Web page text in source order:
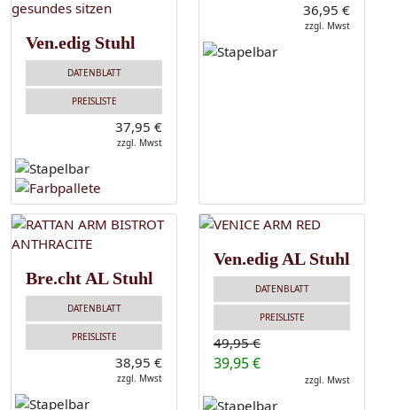
Ven.edig Stuhl
DATENBLATT
PREISLISTE
37,95 €
zzgl. Mwst
36,95 €
zzgl. Mwst
Bre.cht AL Stuhl
DATENBLATT
PREISLISTE
38,95 €
zzgl. Mwst
Ven.edig AL Stuhl
DATENBLATT
PREISLISTE
49,95 €
39,95 €
zzgl. Mwst